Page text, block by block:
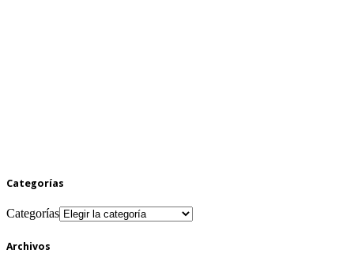
Categorías
Categorías
Archivos